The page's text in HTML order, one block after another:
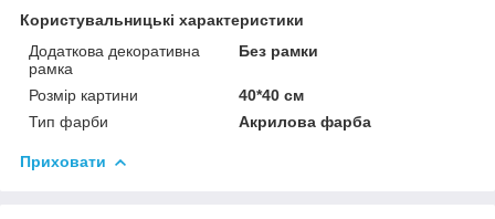
Користувальницькі характеристики
Додаткова декоративна
рамка
Без рамки
Розмір картини
40*40 см
Тип фарби
Акрилова фарба
Приховати